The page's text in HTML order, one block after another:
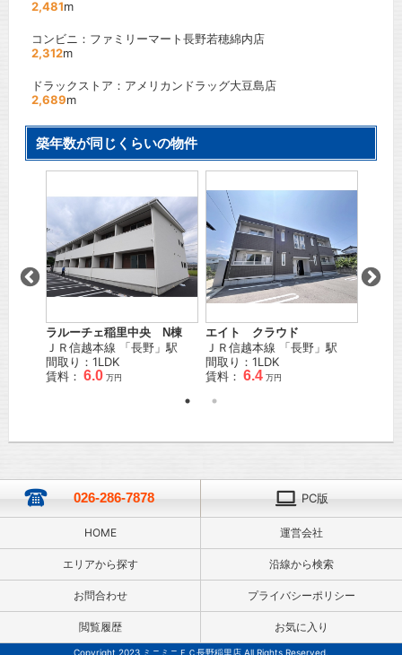
2,481m
コンビニ：ファミリーマート長野若穂綿内店
2,312m
ドラックストア：アメリカンドラッグ大豆島店
2,689m
築年数が同じくらいの物件
ラルーチェ稲里中央 N棟
ＪＲ信越本線 「長野 」駅
間取り：1LDK
賃料： 6.0 万円
エイト クラウド
ＪＲ信越本線 「長野 」駅
間取り：1LDK
賃料： 6.4 万円
026-286-7878 PC版
HOME 運営会社
エリアから探す 沿線から検索
お問合わせ プライバシーポリシー
閲覧履歴 お気に入り
Copyright 2023 ミニミニＦＣ長野稲里店 All Rights Reserved.